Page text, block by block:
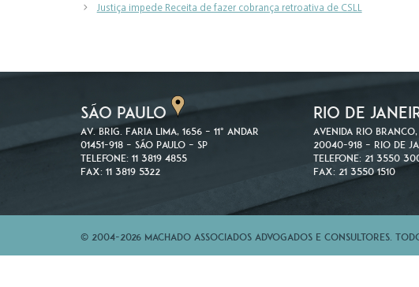
Justiça impede Receita de fazer cobrança retroativa de CSLL
SÃO PAULO
Av. Brig. Faria Lima, 1656 – 11º andar
01451-918 – São Paulo – SP
Telefone: 11 3819 4855
Fax: 11 3819 5322
RIO DE
Avenida Rio Branco,
20040-918 – Rio de
Telefone: 21 3550
Fax: 21 3550 1510
© 2004-2026 Machado Associados Advogados e Consultores.